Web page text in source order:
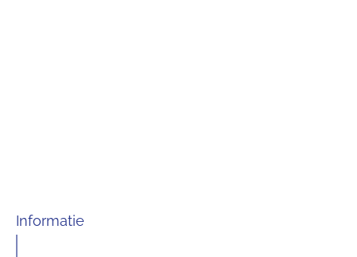
Informatie